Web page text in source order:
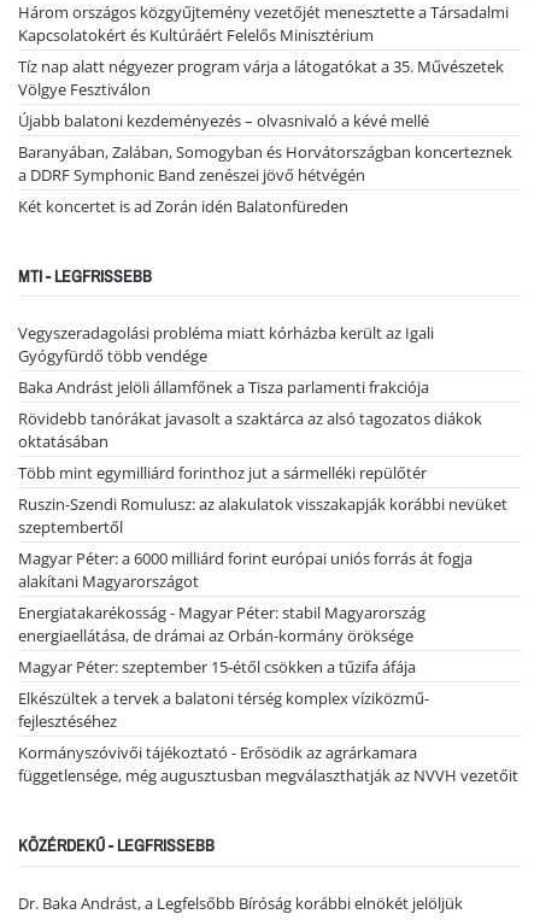
Három országos közgyűjtemény vezetőjét menesztette a Társadalmi
Kapcsolatokért és Kultúráért Felelős Minisztérium
Tíz nap alatt négyezer program várja a látogatókat a 35. Művészetek
Völgye Fesztiválon
Újabb balatoni kezdeményezés – olvasnivaló a kévé mellé
Baranyában, Zalában, Somogyban és Horvátországban koncerteznek
a DDRF Symphonic Band zenészei jövő hétvégén
Két koncertet is ad Zorán idén Balatonfüreden
MTI - LEGFRISSEBB
Vegyszeradagolási probléma miatt kórházba került az Igali
Gyógyfürdő több vendége
Baka Andrást jelöli államfőnek a Tisza parlamenti frakciója
Rövidebb tanórákat javasolt a szaktárca az alsó tagozatos diákok
oktatásában
Több mint egymilliárd forinthoz jut a sármelléki repülőtér
Ruszin-Szendi Romulusz: az alakulatok visszakapják korábbi nevüket
szeptembertől
Magyar Péter: a 6000 milliárd forint európai uniós forrás át fogja
alakítani Magyarországot
Energiatakarékosság - Magyar Péter: stabil Magyarország
energiaellátása, de drámai az Orbán-kormány öröksége
Magyar Péter: szeptember 15-étől csökken a tűzifa áfája
Elkészültek a tervek a balatoni térség komplex víziközmű-
fejlesztéséhez
Kormányszóvivői tájékoztató - Erősödik az agrárkamara
függetlensége, még augusztusban megválaszthatják az NVVH vezetőit
KÖZÉRDEKŰ - LEGFRISSEBB
Dr. Baka Andrást, a Legfelsőbb Bíróság korábbi elnökét jelöljük